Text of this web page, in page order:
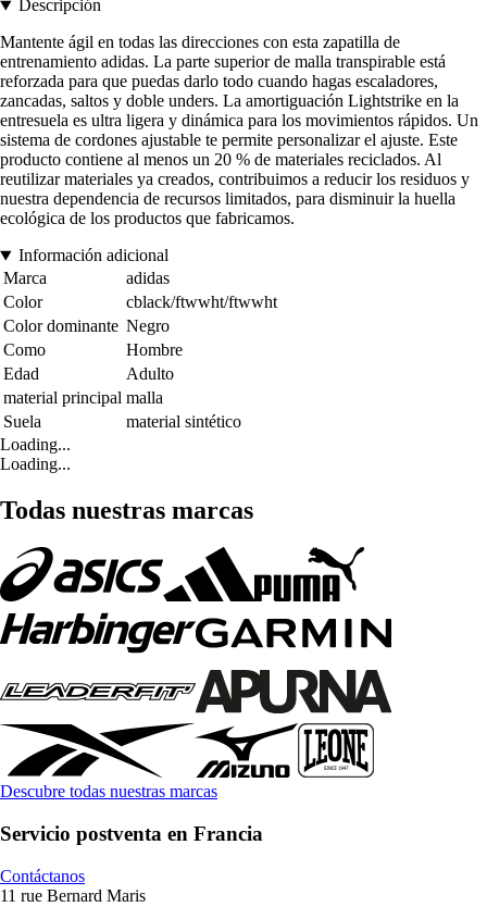
Descripción
Mantente ágil en todas las direcciones con esta zapatilla de
entrenamiento adidas. La parte superior de malla transpirable está
reforzada para que puedas darlo todo cuando hagas escaladores,
zancadas, saltos y doble unders. La amortiguación Lightstrike en la
entresuela es ultra ligera y dinámica para los movimientos rápidos. Un
sistema de cordones ajustable te permite personalizar el ajuste. Este
producto contiene al menos un 20 % de materiales reciclados. Al
reutilizar materiales ya creados, contribuimos a reducir los residuos y
nuestra dependencia de recursos limitados, para disminuir la huella
ecológica de los productos que fabricamos.
Información adicional
Marca
adidas
Color
cblack/ftwwht/ftwwht
Color dominante Negro
Como
Hombre
Edad
Adulto
material principal malla
Suela
material sintético
Loading...
Loading...
Todas nuestras marcas
Descubre todas nuestras marcas
Servicio postventa en Francia
Contáctanos
11 rue Bernard Maris